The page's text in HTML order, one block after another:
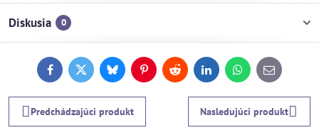
Diskusia 0
FacebookTwitterBlueskyPinterestReddit LinkedInWhatsApp
E-
mail
Predchádzajúci produkt Nasledujúci produkt